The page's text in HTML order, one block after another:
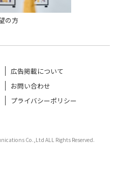
の方
広告掲載について
お問い合わせ
プライバシーポリシー
Co.,Ltd ALL Rights Reserved.